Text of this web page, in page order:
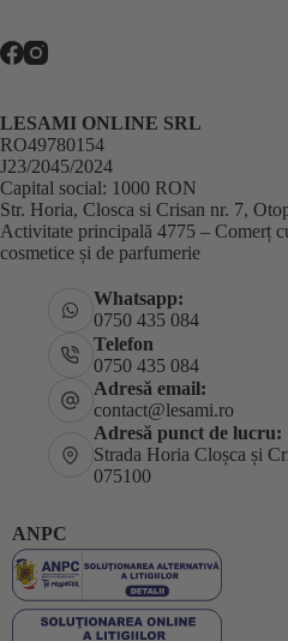
LESAMI ONLINE SRL
RO49780154
J23/2045/2024
Capital social: 1000 RON
Str. Horia, Closca si Crisan nr. 7,
Activitate principală 4775 – Comerț
cosmetice și de parfumerie
Whatsapp:
0750 435 084
Telefon
0750 435 084
Adresă email:
contact@lesami.ro
Adresă punct de lucru:
Strada Horia Cloșca și
075100
ANPC